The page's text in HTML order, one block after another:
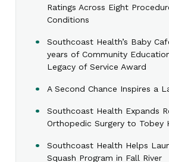
Ratings Across Eight
Conditions
Southcoast Health’s Baby
years of Community
Legacy of Service Award
A Second Chance Inspires a
Southcoast Health Expands
Orthopedic Surgery to Tobey
Southcoast Health Helps
Squash Program in Fall River